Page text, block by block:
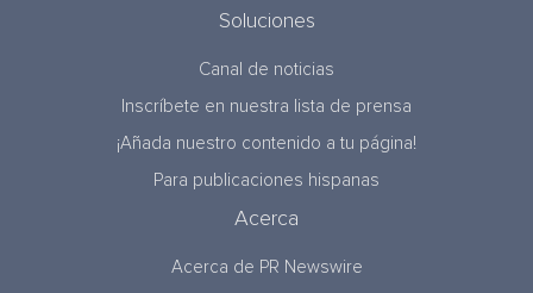
Soluciones
Canal de noticias
Inscríbete en nuestra lista de prensa
¡Añada nuestro contenido a tu página!
Para publicaciones hispanas
Acerca
Acerca de PR Newswire